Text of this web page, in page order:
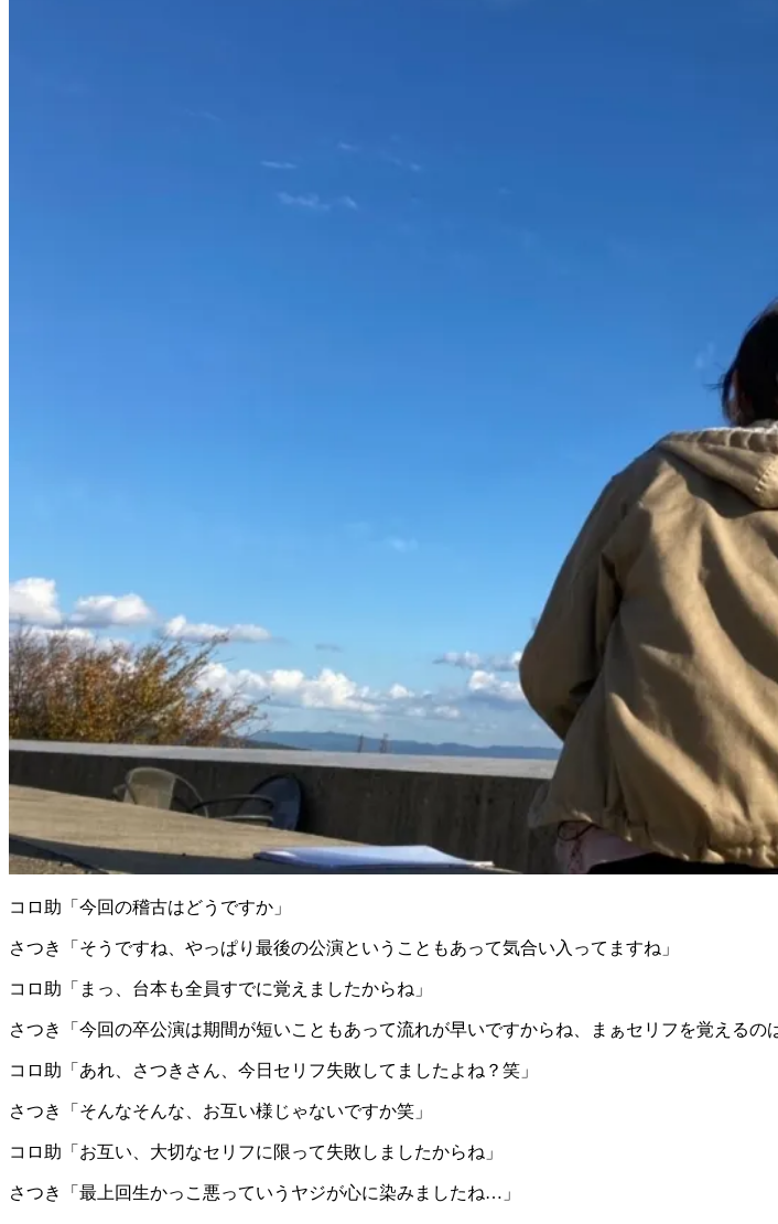
コロ助「今回の稽古はどうですか」
さつき「そうですね、やっぱり最後の公演ということもあって気合い入ってますね」
コロ助「まっ、台本も全員すでに覚えましたからね」
さつき「今回の卒公演は期間が短いこともあって流れが早いですからね、まぁセリフを覚えるの
コロ助「あれ、さつきさん、今日セリフ失敗してましたよね？笑」
さつき「そんなそんな、お互い様じゃないですか笑」
コロ助「お互い、大切なセリフに限って失敗しましたからね」
さつき「最上回生かっこ悪っていうヤジが心に染みましたね…」